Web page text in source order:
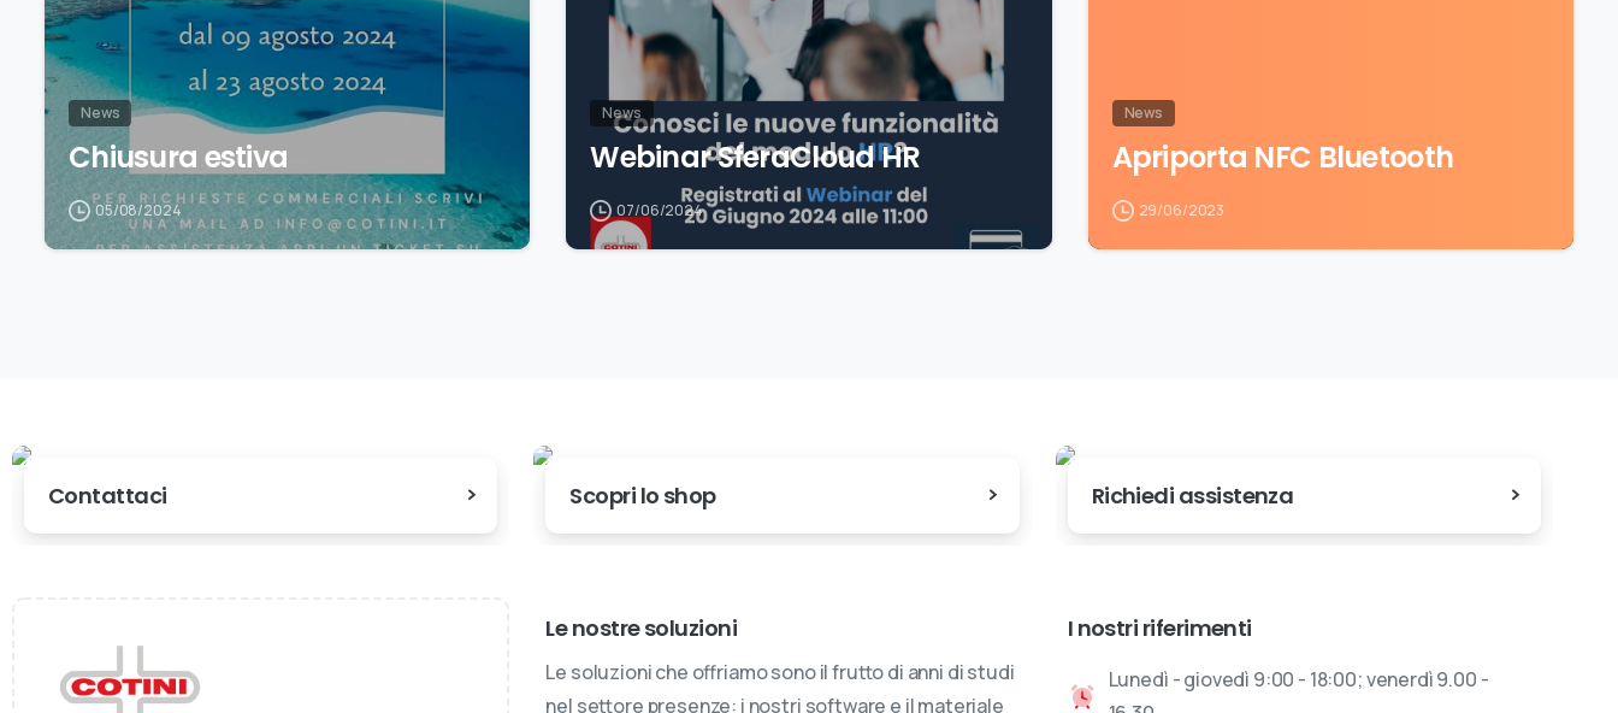
News
Chiusura estiva
05/08/2024
News
Webinar SferaCloud HR
07/06/2024
News
Apriporta NFC Bluetooth
29/06/2023
Contattaci Scopri lo shop Richiedi assistenza
Le nostre soluzioni
Le soluzioni che offriamo sono il frutto di anni di studi
nel settore presenze: i nostri software e il materiale
I nostri riferimenti
Lunedì - giovedì 9:00 - 18:00; venerdì 9.00 -